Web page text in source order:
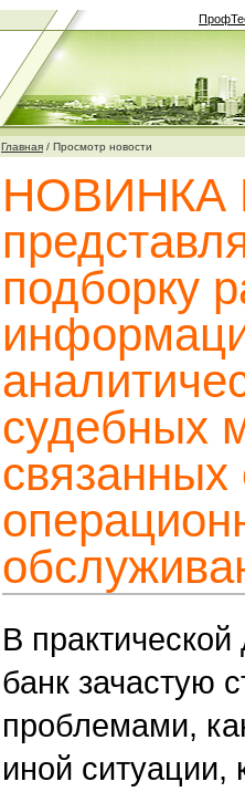
Главная / Просмотр новости
НОВИНКА
подборку
судебных
связанных
В
банк зачастую
проблемами,
иной ситуации,